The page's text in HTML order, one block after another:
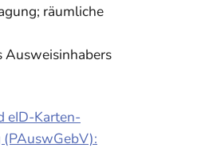
räumliche
Ausweisinhabers
eID-Karten-